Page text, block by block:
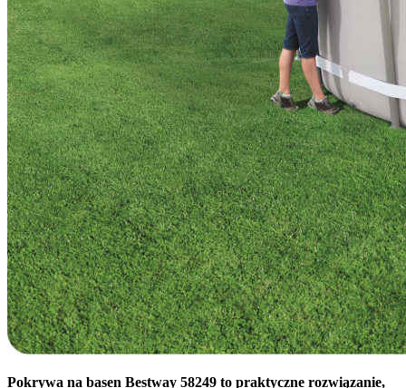
Pokrywa na basen Bestway 58249 to praktyczne rozwiązanie,